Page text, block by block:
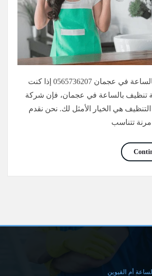
شركة تنظيف بالساعة في عجمان 0565736207 إذا كنت
بالساعة في عجمان، فإن شركة
التنظيف هي الخيار الأمثل لك. نحن نقدم
تتناسب
شركة تنظيف بالساعة عجمان/0565736207
أم القيوين